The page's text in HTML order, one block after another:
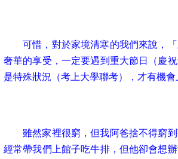
可惜，對於家境清寒的我們來說，
奢華的享受，一定要遇到重大節日（慶
是特殊狀況（考上大學聯考），才有機會
雖然家裡很窮，但我阿爸捨不得窮
經常帶我們上館子吃牛排，但他卻會想